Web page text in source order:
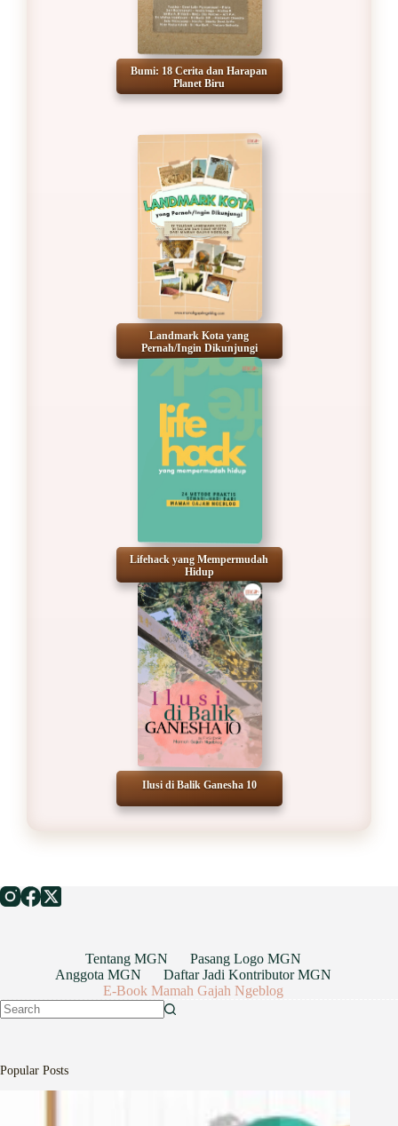
Bumi: 18 Cerita dan Harapan
Planet Biru
Landmark Kota yang
Pernah/Ingin Dikunjungi
Lifehack yang Mempermudah
Hidup
Ilusi di Balik Ganesha 10
Tentang MGN
Pasang Logo MGN
Anggota MGN
Daftar Jadi Kontributor MGN
E-Book Mamah Gajah Ngeblog
Popular Posts